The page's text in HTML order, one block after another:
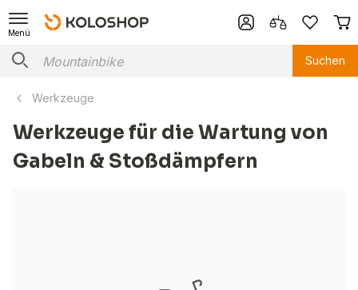
Menü
Suchen
Werkzeuge
Werkzeuge für die Wartung von
Gabeln & Stoßdämpfern